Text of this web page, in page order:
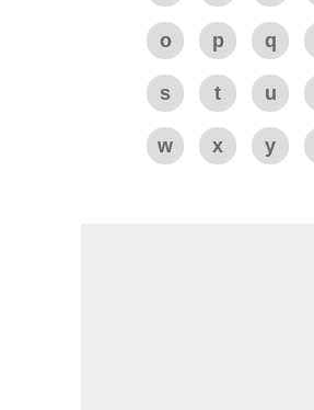
o p q
s t u
w x y